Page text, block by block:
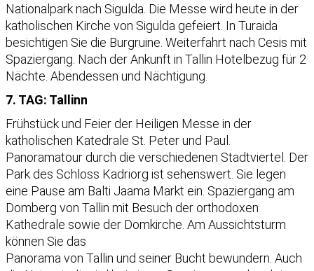
Nationalpark nach Sigulda. Die Messe wird heute in der
katholischen Kirche von Sigulda gefeiert. In Turaida
besichtigen Sie die Burgruine. Weiterfahrt nach Cesis mit
Spaziergang. Nach der Ankunft in Tallin Hotelbezug für 2
Nächte. Abendessen und Nächtigung.
7. TAG: Tallinn
Frühstück und Feier der Heiligen Messe in der
katholischen Katedrale St. Peter und Paul.
Panoramatour durch die verschiedenen Stadtviertel. Der
Park des Schloss Kadriorg ist sehenswert. Sie legen
eine Pause am Balti Jaama Markt ein. Spaziergang am
Domberg von Tallin mit Besuch der orthodoxen
Kathedrale sowie der Domkirche. Am Aussichtsturm
können Sie das
Panorama von Tallin und seiner Bucht bewundern. Auch